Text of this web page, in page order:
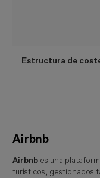
Estructura de
Airbnb
Airbnb es una
turísticos, gestionados